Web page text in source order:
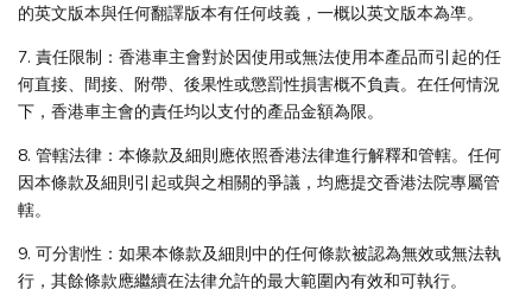
的英文版本與任何翻譯版本有任何歧義，一概以英文版本為凖。
7. 責任限制：香港車主會對於因使用或無法使用本產品而引起的任
何直接、間接、附帶、後果性或懲罰性損害概不負責。在任何情況
下，香港車主會的責任均以支付的產品金額為限。
8. 管轄法律：本條款及細則應依照香港法律進行解釋和管轄。任何
因本條款及細則引起或與之相關的爭議，均應提交香港法院專屬管
轄。
9. 可分割性：如果本條款及細則中的任何條款被認為無效或無法執
行，其餘條款應繼續在法律允許的最大範圍內有效和可執行。